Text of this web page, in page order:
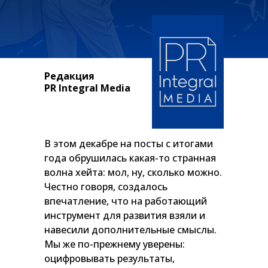
В этом декабре на посты с итогами
года обрушилась какая-то странная
волна хейта: мол, ну, сколько можно.
Честно говоря, создалось
впечатление, что на работающий
инструмент для развития взяли и
навесили дополнительные смыслы.
Мы же по-прежнему уверены:
оцифровывать результаты,
Редакция
PR Integral Media